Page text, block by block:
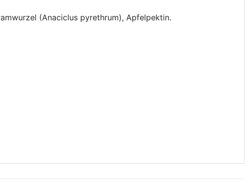
(Anaciclus pyrethrum), Apfelpektin.